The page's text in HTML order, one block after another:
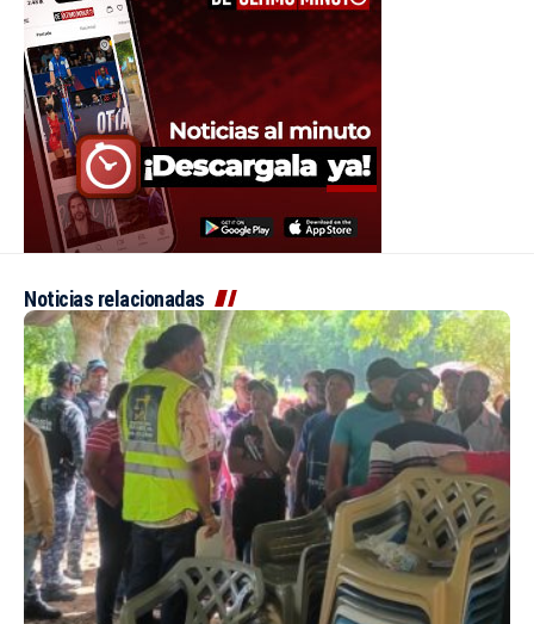
Noticias relacionadas